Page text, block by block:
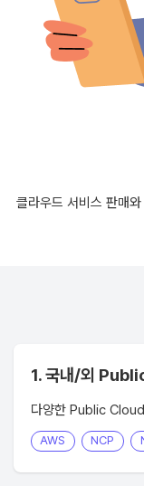
클라우드 서비스 판매
1. 국내/외
다양한 Public
AWS NCP